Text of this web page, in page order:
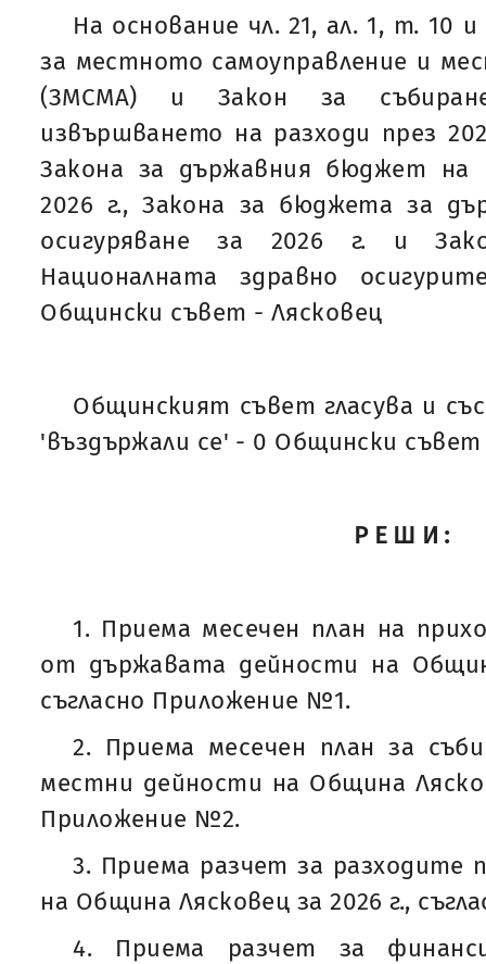
На основание чл. 21, ал. 1, т. 10
за местното самоуправление и
(ЗМСМА) и Закон за
извършването на разходи през
Закона за държавния бюджет на
2026 г., Закона за бюджета за
осигуряване за 2026 г. и
Националната здравно
Общински съвет - Лясковец
Общинският съвет гласува и
'въздържали се' - 0 Общински съвет
РЕШИ:
1. Приема месечен план на
от държавата дейности на
съгласно Приложение №1.
2. Приема месечен план за
местни дейности на Община
Приложение №2.
3. Приема разчет за разходите
на Община Лясковец за 2026 г.,
4. Приема разчет за